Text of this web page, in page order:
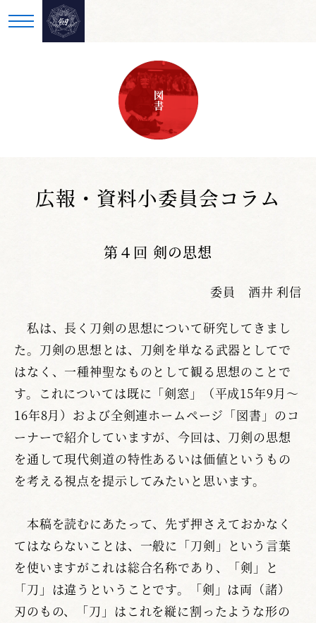
図書
広報・資料小委員会コラム
第４回 剣の思想
委員 酒井 利信
私は、長く刀剣の思想について研究してきまし
た。刀剣の思想とは、刀剣を単なる武器としてで
はなく、一種神聖なものとして観る思想のことで
す。これについては既に「剣窓」（平成15年9月～
16年8月）および全剣連ホームページ「図書」のコ
ーナーで紹介していますが、今回は、刀剣の思想
を通して現代剣道の特性あるいは価値というもの
を考える視点を提示してみたいと思います。
本稿を読むにあたって、先ず押さえておかなく
てはならないことは、一般に「刀剣」という言葉
を使いますがこれは総合名称であり、「剣」と
「刀」は違うということです。「剣」は両（諸）
刃のもの、「刀」はこれを縦に割ったような形の